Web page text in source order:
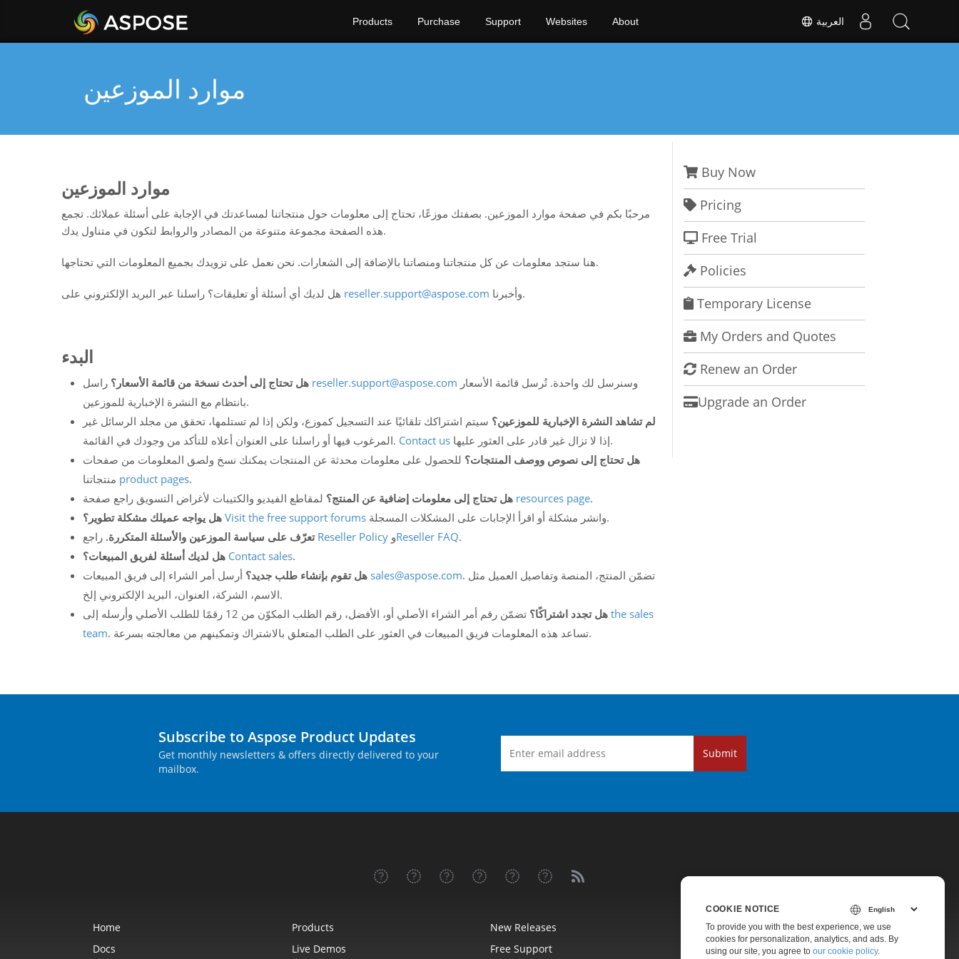
العربية Products Purchase Support Websites About
موارد الموزعين
Buy Now
Pricing
Free Trial
Policies
Temporary License
My Orders and Quotes
Renew an Order
Upgrade an Order
موارد الموزعين
مرحبًا بكم في صفحة موارد الموزعين. بصفتك موزعًا، تحتاج إلى معلومات حول منتجاتنا لمساعدتك في الإجابة على أسئلة عملائك. تجمع
هذه الصفحة مجموعة متنوعة من المصادر والروابط لتكون في متناول يدك.
هنا ستجد معلومات عن كل منتجاتنا ومنصاتنا بالإضافة إلى الشعارات. نحن نعمل على تزويدك بجميع المعلومات التي تحتاجها.
reseller.support@aspose.com وأخبرنا.
البدء
هل تحتاج إلى أحدث نسخة من قائمة الأسعار؟ reseller.support@aspose.com
بانتظام مع النشرة الإخبارية للموزعين.
لم تشاهد النشرة الإخبارية للموزعين؟ سيتم اشتراكك تلقائيًا عند التسجيل كموزع، ولكن إذا لم تستلمها، تحقق من مجلد الرسائل غير
المرغوب فيها أو راسلنا على العنوان أعلاه للتأكد من وجودك في القائمة. Contact us
إذا لا تزال غير قادر على العثور عليها.
هل تحتاج إلى نصوص ووصف المنتجات؟ للحصول على معلومات محدثة عن المنتجات يمكنك نسخ ولصق المعلومات من صفحات
product pages.
هل تحتاج إلى معلومات إضافية عن المنتج؟ resources page.
هل يواجه عميلك مشكلة تطوير؟ Visit the free support forums
وانشر مشكلة أو اقرأ الإجابات على المشكلات المسجلة.
تعرّف على سياسة الموزعين والأسئلة المتكررة.راجع Reseller Policy وReseller FAQ.
هل لديك أسئلة لفريق المبيعات؟ Contact sales.
هل تقوم بإنشاء طلب جديد؟ sales@aspose.com. تضمّن المنتج، المنصة وتفاصيل العميل مثل
الاسم، الشركة، العنوان، البريد الإلكتروني إلخ.
هل تجدد اشتراكًا؟ the sales
team
. تساعد هذه المعلومات فريق المبيعات في العثور على الطلب المتعلق بالاشتراك وتمكينهم من معالجته بسرعة.
Subscribe to Aspose Product Updates
Get monthly newsletters & offers directly delivered to your
mailbox.
Submit
Home Products New Releases
Pricing
Docs
Live Demos Free Support Paid Support
COOKIE NOTICE
To provide you with the best experience, we use
cookies for personalization, analytics, and ads. By
using our site, you agree to our cookie policy.